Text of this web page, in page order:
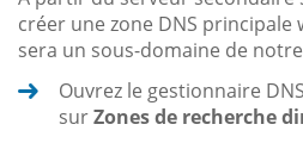
créer une zone DNS principale
sera un sous-domaine de
Ouvrez le gestionnaire
surZones de recherche